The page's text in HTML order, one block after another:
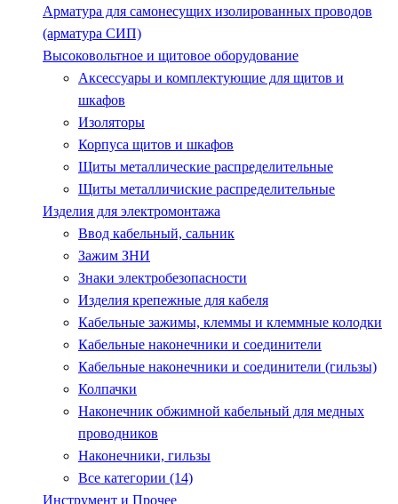
Арматура для самонесущих изолированных проводов
(арматура СИП)
Высоковольтное и щитовое оборудование
Аксессуары и комплектующие для щитов и
шкафов
Изоляторы
Корпуса щитов и шкафов
Щиты металлические распределительные
Щиты металличиские распределительные
Изделия для электромонтажа
Ввод кабельный, сальник
Зажим ЗНИ
Знаки электробезопасности
Изделия крепежные для кабеля
Кабельные зажимы, клеммы и клеммные колодки
Кабельные наконечники и соединители
Кабельные наконечники и соединители (гильзы)
Колпачки
Наконечник обжимной кабельный для медных
проводников
Наконечники, гильзы
Все категории (14)
Инструмент и Прочее